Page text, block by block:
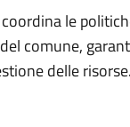
le
comune,
delle risorse.